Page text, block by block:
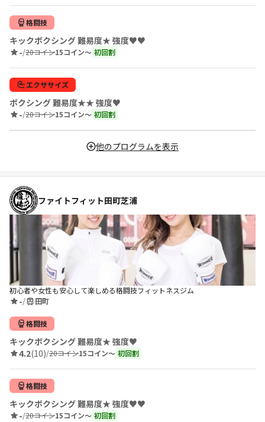
格闘技
キックボクシング 難易度★ 強度♥♥
-/20コイン15コイン〜 初回割
エクササイズ
ボクシング 難易度★★ 強度♥
-/20コイン15コイン〜 初回割
他のプログラムを表示
ファイトフィット田町芝浦
初心者や女性も安心して楽しめる格闘技フィットネスジム
-/ 田町
格闘技
キックボクシング 難易度★ 強度♥
4.2(10)/20コイン15コイン〜 初回割
格闘技
キックボクシング 難易度★ 強度♥♥
-/20コイン15コイン〜 初回割